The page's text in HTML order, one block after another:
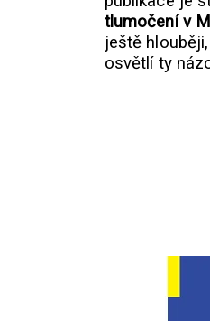
tlumočení v
ještě
osvětlí ty